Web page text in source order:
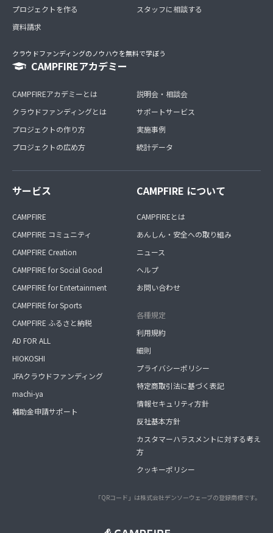
プロジェクトを作る
資料請求
スタッフに相談する
クラウドファンディングのノウハウを無料で学ぼう
CAMPFIREアカデミー
CAMPFIREアカデミーとは
クラウドファンディングとは
プロジェクトの作り方
プロジェクトの広め方
説明会・相談会
サポートサービス
実施事例
統計データ
サービス
CAMPFIRE
CAMPFIRE コミュニティ
CAMPFIRE Creation
CAMPFIRE for Social Good
CAMPFIRE for Entertainment
CAMPFIRE for Sports
CAMPFIRE ふるさと納税
AD FOR ALL
HIOKOSHI
JFAクラウドファンディング
machi-ya
補助金申請サポート
CAMPFIRE について
CAMPFIREとは
あんしん・安全への取り組み
ニュース
ヘルプ
お問い合わせ
各種規定
利用規約
細則
プライバシーポリシー
特定商取引法に基づく表記
情報セキュリティ方針
反社基本方針
カスタマーハラスメントに対する考え
方
クッキーポリシー
「QRコード」は株式会社デンソーウェーブの登録商標です。